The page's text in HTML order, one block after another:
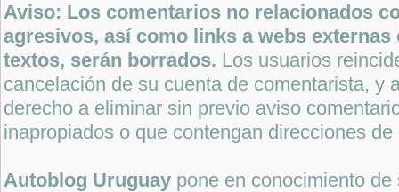
Aviso: Los comentarios no relacionados
agresivos, así como links a webs
textos, serán borrados. Los usuarios
cancelación de su cuenta de comentarista, y
derecho a eliminar sin previo aviso
inapropiados o que contengan direcciones
Autoblog Uruguay pone en conocimiento